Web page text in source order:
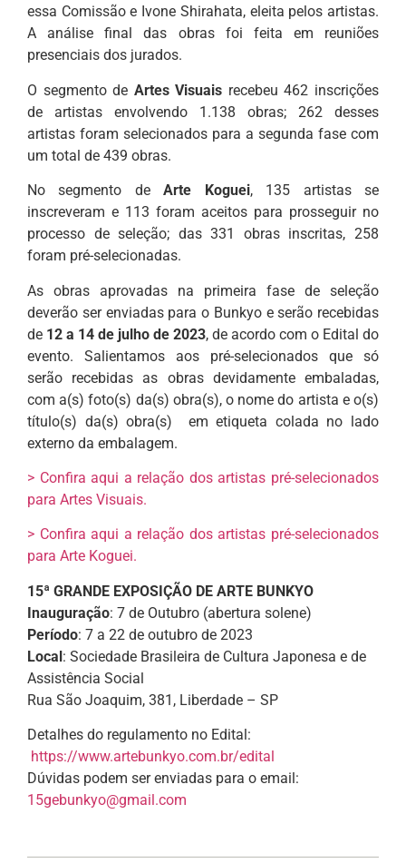
essa Comissão e Ivone Shirahata, eleita pelos artistas.
A análise final das obras foi feita em reuniões
presenciais dos jurados.
O segmento de Artes Visuais recebeu 462 inscrições
de artistas envolvendo 1.138 obras; 262 desses
artistas foram selecionados para a segunda fase com
um total de 439 obras.
No segmento deArte Koguei, 135 artistas se
inscreveram e 113 foram aceitos para prosseguir no
processo de seleção; das 331 obras inscritas, 258
foram pré-selecionadas.
As obras aprovadas na primeira fase de seleção
deverão ser enviadas para o Bunkyo e serão recebidas
de 12 a 14 de julho de 2023, de acordo com o Edital do
evento. Salientamos aos pré-selecionados que só
serão recebidas as obras devidamente embaladas,
com a(s) foto(s) da(s) obra(s), o nome do artista e o(s)
título(s) da(s) obra(s) em etiqueta colada no lado
externo da embalagem.
> Confira aqui a relação dos artistas pré-selecionados
para Artes Visuais.
> Confira aqui a relação dos artistas pré-selecionados
para Arte Koguei.
15ª GRANDE EXPOSIÇÃO DE ARTE BUNKYO
Inauguração: 7 de Outubro (abertura solene)
Período: 7 a 22 de outubro de 2023
Local: Sociedade Brasileira de Cultura Japonesa e de
Assistência Social
Rua São Joaquim, 381, Liberdade – SP
Detalhes do regulamento no Edital:
https://www.artebunkyo.com.br/edital
Dúvidas podem ser enviadas para o email:
15gebunkyo@gmail.com